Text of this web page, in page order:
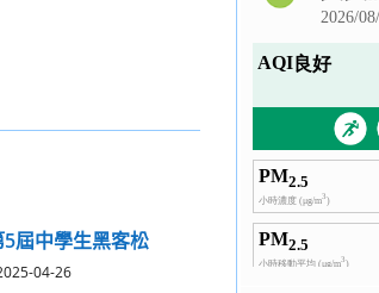
屆中學生黑客松
04-26